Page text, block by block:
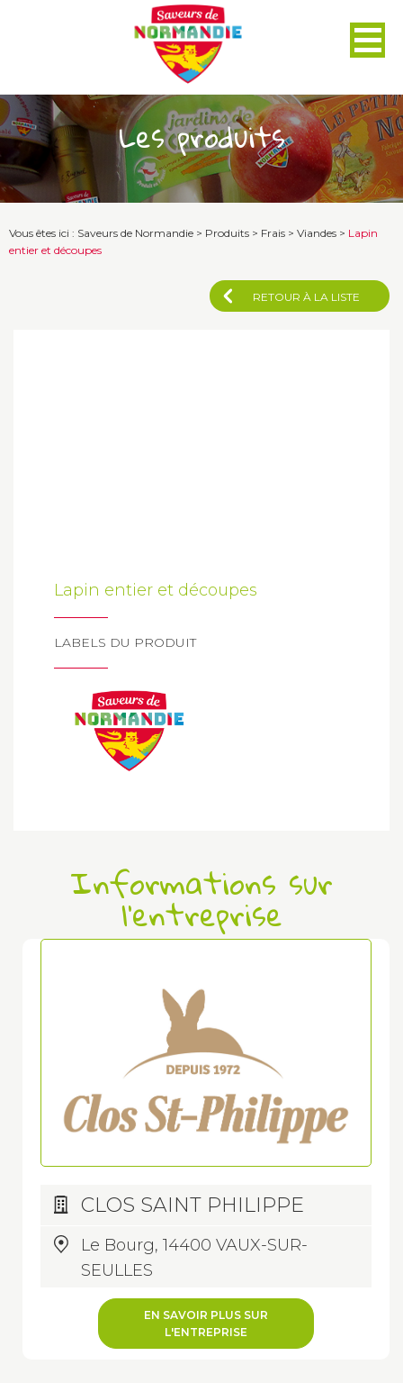
Les produits
Vous êtes ici : Saveurs de Normandie > Produits > Frais > Viandes > Lapin
entier et découpes
RETOUR À LA LISTE
Lapin entier et découpes
LABELS DU PRODUIT
Informations sur
l'entreprise
CLOS SAINT PHILIPPE
Le Bourg, 14400 VAUX-SUR-
SEULLES
EN SAVOIR PLUS SUR
L'ENTREPRISE
Panneau de gestion des cookies